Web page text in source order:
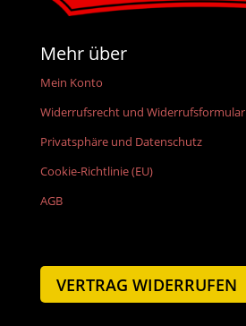
Mehr über
Mein Konto
Widerrufsrecht und Widerrufsformular
Privatsphäre und Datenschutz
Cookie-Richtlinie (EU)
AGB
VERTRAG WIDERRUFEN